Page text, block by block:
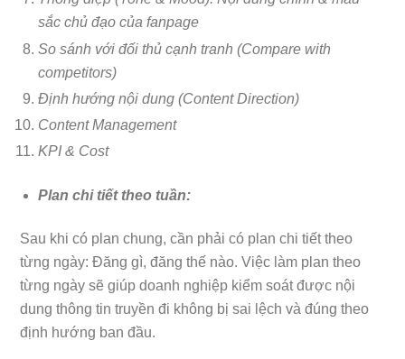
sắc chủ đạo của fanpage
So sánh với đối thủ cạnh tranh (Compare with
competitors)
Định hướng nội dung (Content Direction)
Content Management
KPI & Cost
Plan chi tiết theo tuần:
Sau khi có plan chung, cần phải có plan chi tiết theo
từng ngày: Đăng gì, đăng thế nào. Việc làm plan theo
từng ngày sẽ giúp doanh nghiệp kiểm soát được nội
dung thông tin truyền đi không bị sai lệch và đúng theo
định hướng ban đầu.